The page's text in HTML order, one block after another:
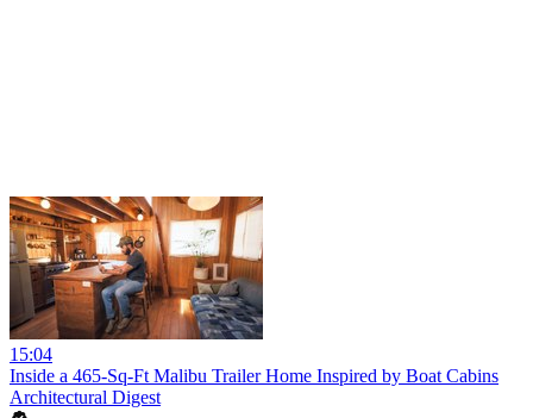
15:04
Inside a 465-Sq-Ft Malibu Trailer Home Inspired by Boat Cabins
Architectural Digest